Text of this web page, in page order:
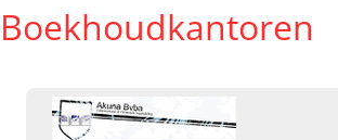
Boekhoudkantoren